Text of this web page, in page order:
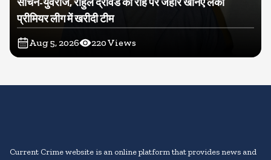
प्रीमियर लीग में खरीदी टीम
Aug 5, 2026 220Views
Current Crime website is an online platform that provides news and